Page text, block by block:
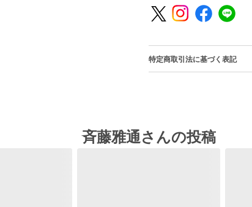
特定商取引法に基づく表記
斉藤雅通さんの投稿